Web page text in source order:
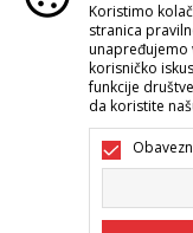
Srbija Promenite
Koristimo
stranica
unapređujemo
korisničko
funkcije
da koristite